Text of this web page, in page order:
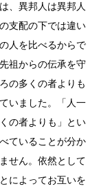
、異邦人は異邦人
支配の下では違い
人を比べるからで
祖からの伝承を守
の多くの者よりも
いました。「人一
の者よりも」とい
ていることが分か
せん。依然として
によってお互いを